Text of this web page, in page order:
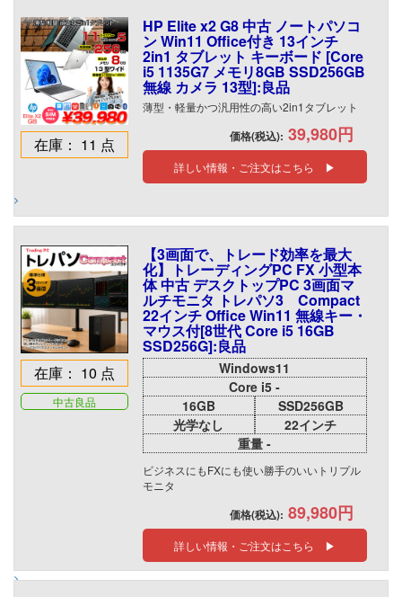
在庫： 11 点
HP Elite x2 G8 中古 ノートパソコ
ン Win11 Office付き 13インチ
2in1 タブレット キーボード [Core
i5 1135G7 メモリ8GB SSD256GB
無線 カメラ 13型]:良品
薄型・軽量かつ汎用性の高い2in1タブレット
価格(税込): 39,980円
詳しい情報・ご注文はこちら ▶
在庫： 10 点
中古良品
【3画面で、トレード効率を最大
化】トレーディングPC FX 小型本
体 中古 デスクトップPC 3画面マ
ルチモニタ トレパソ3 Compact
22インチ Office Win11 無線キー・
マウス付[8世代 Core i5 16GB
SSD256G]:良品
Windows11
Core i5 -
16GB
SSD256GB
光学なし
22インチ
重量 -
ビジネスにもFXにも使い勝手のいいトリプル
モニタ
価格(税込): 89,980円
詳しい情報・ご注文はこちら ▶